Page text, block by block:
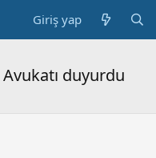
Giriş yap
Avukatı duyurdu